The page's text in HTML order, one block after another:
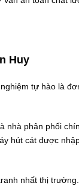
Huy
tự hào là
nhà phân phối
hút cát được
nhất thị trường.